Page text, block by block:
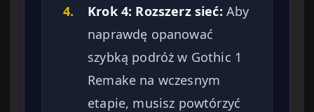
4.
Krok 4: Rozszerz sieć: Aby
naprawdę opanować
szybką podróż w Gothic 1
Remake na wczesnym
etapie, musisz powtórzyć